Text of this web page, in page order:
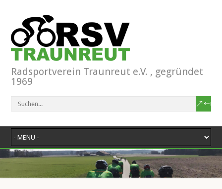
Radsportverein Traunreut e.V. , gegründet
1969